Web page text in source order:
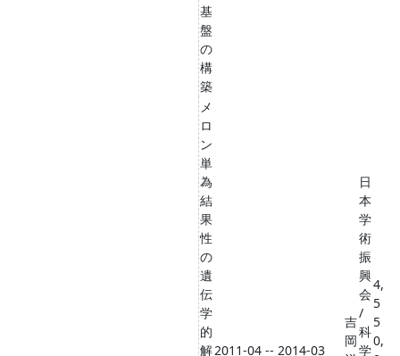
基
盤
の
構
築
メ
ロ
ン
単
為
結
果
性
の
遺
伝
学
的
解2011-04 -- 2014-03
吉
岡
日
本
学
術
振
興
会
/
科
学
4,
5
5
0,